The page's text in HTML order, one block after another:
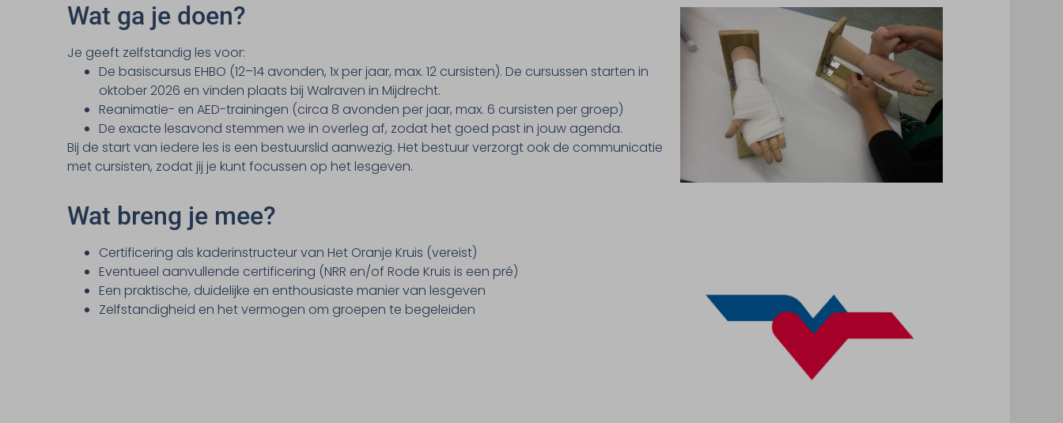
Wat ga je doen?
Je geeft zelfstandig les voor:
De basiscursus EHBO (12–14 avonden, 1x per jaar, max. 12 cursisten). De cursussen starten in
oktober 2026 en vinden plaats bij Walraven in Mijdrecht.
Reanimatie- en AED-trainingen (circa 8 avonden per jaar, max. 6 cursisten per groep)
De exacte lesavond stemmen we in overleg af, zodat het goed past in jouw agenda.
Bij de start van iedere les is een bestuurslid aanwezig. Het bestuur verzorgt ook de communicatie
met cursisten, zodat jij je kunt focussen op het lesgeven.
Wat breng je mee?
Certificering als kaderinstructeur van Het Oranje Kruis (vereist)
Eventueel aanvullende certificering (NRR en/of Rode Kruis is een pré)
Een praktische, duidelijke en enthousiaste manier van lesgeven
Zelfstandigheid en het vermogen om groepen te begeleiden